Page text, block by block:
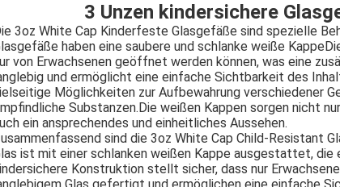
3 Unzen kindersichere
3oz White Cap Kinderfeste Glasgefäße sind spezielle
haben eine saubere und schlanke weiße
von Erwachsenen geöffnet werden können, was eine
und ermöglicht eine einfache Sichtbarkeit des
Möglichkeiten zur Aufbewahrung verschiedener
Substanzen.Die weißen Kappen sorgen nicht
ein ansprechendes und einheitliches Aussehen.
sind die 3oz White Cap Child-Resistant
ist mit einer schlanken weißen Kappe ausgestattet,
Konstruktion stellt sicher, dass nur